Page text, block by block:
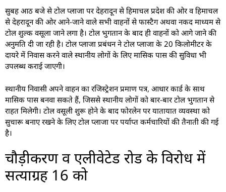
सुबह आठ बजे से टोल प्लाजा पर देहरादून से हिमाचल प्रदेश की ओर व हिमाचल
से देहरादून की ओर आने-जाने वाले सभी वाहनों से फास्टैग अथवा नकद माध्यम से
टोल शुल्क वसूला जाने लगा है। टोल भुगतान के बाद ही वाहनों को आगे जाने की
अनुमति दी जा रही है। टोल प्लाजा प्रबंधन ने टोल प्लाजा के 20 किलोमीटर के
दायरे में निवास करने वाले स्थानीय लोगों के लिए मासिक पास की सुविधा भी
उपलब्ध कराई जाएगी।
स्थानीय निवासी अपने वाहन का रजिस्ट्रेशन प्रमाण पत्र, आधार कार्ड के साथ
मासिक पास बनवा सकते हैं, जिससे स्थानीय लोगों को बार-बार टोल भुगतान से
राहत मिलेगी। टोल वसूली शुरू होने के बाद फोरलेन पर यातायात व्यवस्था को
सुचारू बनाए रखने के लिए टोल प्लाजा पर पर्याप्त कर्मचारियों की तैनाती की गई
है।
चौड़ीकरण व एलीवेटेड रोड के विरोध में
सत्याग्रह 16 को